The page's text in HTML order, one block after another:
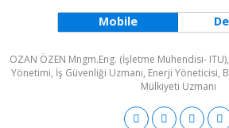
Mobile
OZAN ÖZEN Mngm.Eng. (İşletme Mühendisi-
Yönetimi, İş Güvenliği Uzmanı, Enerji Yöneticisi,
Mülkiyeti Uzmanı